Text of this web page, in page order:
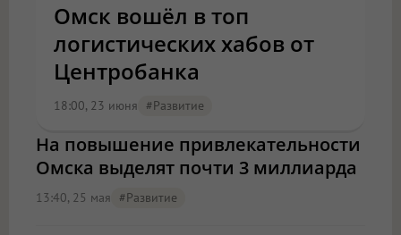
Омск вошёл в топ
логистических хабов от
Центробанка
18:00, 23 июня #Развитие
На повышение привлекательности
Омска выделят почти 3 миллиарда
13:40, 25 мая #Развитие